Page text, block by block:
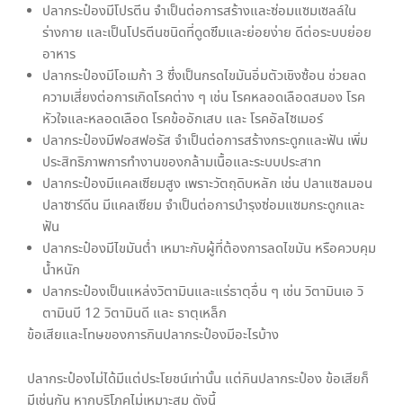
ปลากระป๋องมีโปรตีน จำเป็นต่อการสร้างและซ่อมแซมเซลล์ใน
ร่างกาย และเป็นโปรตีนชนิดที่ดูดซึมและย่อยง่าย ดีต่อระบบย่อย
อาหาร
ปลากระป๋องมีโอเมก้า 3 ซึ่งเป็นกรดไขมันอิ่มตัวเชิงซ้อน ช่วยลด
ความเสี่ยงต่อการเกิดโรคต่าง ๆ เช่น โรคหลอดเลือดสมอง โรค
หัวใจและหลอดเลือด โรคข้ออักเสบ และ โรคอัลไซเมอร์
ปลากระป๋องมีฟอสฟอรัส จำเป็นต่อการสร้างกระดูกและฟัน เพิ่ม
ประสิทธิภาพการทำงานของกล้ามเนื้อและระบบประสาท
ปลากระป๋องมีแคลเซียมสูง เพราะวัตถุดิบหลัก เช่น ปลาแซลมอน
ปลาซาร์ดีน มีแคลเซียม จำเป็นต่อการบำรุงซ่อมแซมกระดูกและ
ฟัน
ปลากระป๋องมีไขมันต่ำ เหมาะกับผู้ที่ต้องการลดไขมัน หรือควบคุม
น้ำหนัก
ปลากระป๋องเป็นแหล่งวิตามินและแร่ธาตุอื่น ๆ เช่น วิตามินเอ วิ
ตามินบี 12 วิตามินดี และ ธาตุเหล็ก
ข้อเสียและโทษของการกินปลากระป๋องมีอะไรบ้าง
ปลากระป๋องไม่ได้มีแต่ประโยชน์เท่านั้น แต่กินปลากระป๋อง ข้อเสียก็
มีเช่นกัน หากบริโภคไม่เหมาะสม ดังนี้